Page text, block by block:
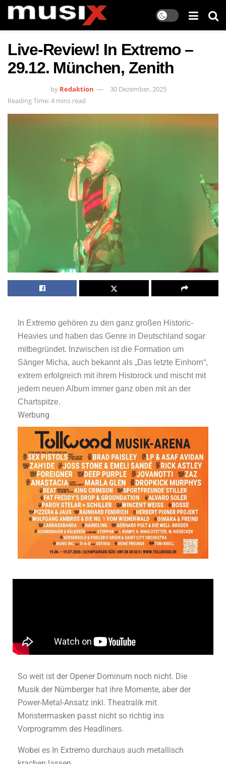
Live-Review! In Extremo –
29.12. München, Zenith
by Redaktion
30 Dezember, 2025
Reading Time: 4 mins read
In Extremo gehören zu den ganz großen Historic-
Heavies und haben das Genre in Deutschland sogar
mitbegründet. Inzwischen ist die Formation um
Sänger Micha, auch bekannt als „Das letzte Einhorn“,
extrem erfolgreich mit ihrem Historock und mischt mit
jedem neuen Album immer ganz oben mit an der
Chartspitze.
Werbung
So weit ist der Opener Dominum noch nicht. Die
Musik der Nürnberger hat ihre Momente, aber der
Power-Metal-Ansatz inkl. Theatralik mit
Monstermasken passt nicht so richtig ins
Vorprogramm des Headliners.
Wobei es In Extremo durchaus auch metallisch